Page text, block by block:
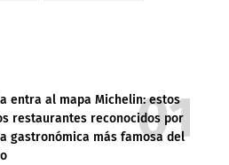
entra al mapa Michelin: estos
restaurantes reconocidos por
gastronómica más famosa del